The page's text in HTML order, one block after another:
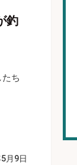
釣
ち
月9日